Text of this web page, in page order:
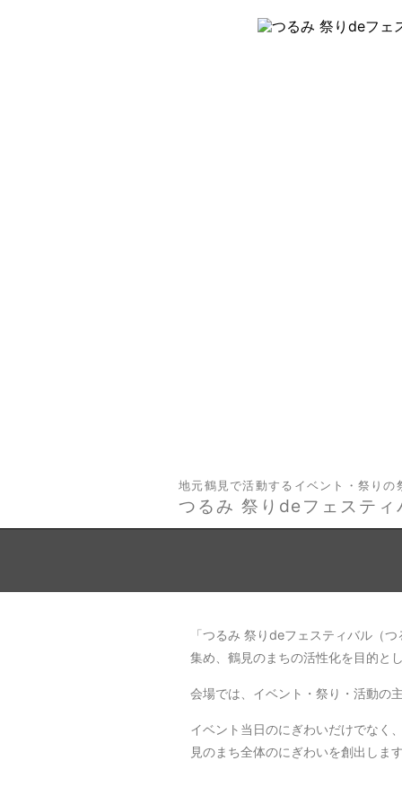
地元鶴見で活動するイベント・祭りの
つるみ 祭りdeフェスティ
「つるみ 祭りdeフェスティバル（
集め、鶴見のまちの活性化を目的と
会場では、イベント・祭り・活動の
イベント当日のにぎわいだけでなく
見のまち全体のにぎわいを創出しま